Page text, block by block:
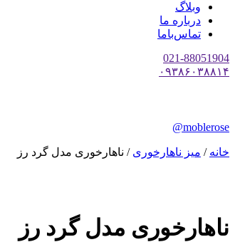
وبلاگ
درباره ما
تماس‌با‌ما
021-88051904
۰۹۳۸۶۰۳۸۸۱۴
moblerose@
خانه / میز ناهارخوری / ناهارخوری مدل گرد رز
ناهارخوری مدل گرد رز